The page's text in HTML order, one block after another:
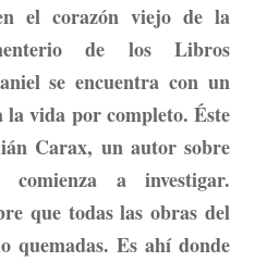
el corazón viejo de la
de los Libros
se encuentra con un
vida por completo. Éste
Carax, un autor sobre
a investigar.
que todas las obras del
quemadas. Es ahí donde